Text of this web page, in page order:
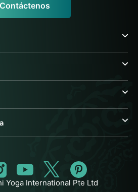
Contáctenos
Yoga International Pte Ltd